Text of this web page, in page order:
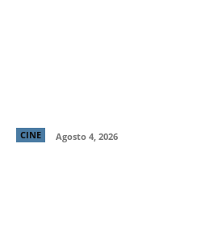
CINE Agosto 4, 2026